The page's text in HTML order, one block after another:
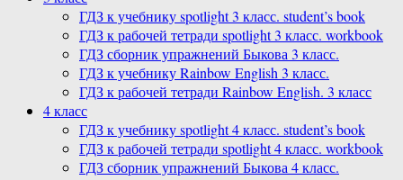
ГДЗ к учебнику spotlight 3 класс. student’s book
ГДЗ к рабочей тетради spotlight 3 класс. workbook
ГДЗ сборник упражнений Быкова 3 класс.
ГДЗ к учебнику Rainbow English 3 класс.
ГДЗ к рабочей тетради Rainbow English. 3 класс
4 класс
ГДЗ к учебнику spotlight 4 класс. student’s book
ГДЗ к рабочей тетради spotlight 4 класс. workbook
ГДЗ сборник упражнений Быкова 4 класс.